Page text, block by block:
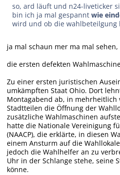
so, ard läuft und n24-liveticker
bin ich ja mal gespanntwie
wird und ob die
ja mal schaun mer ma mal sehen,
die ersten defekten
Zu einer ersten juristischen
umkämpften Staat Ohio. Dort
Montagabend ab, in mehrheitlich
Stadtteilen die Öffnung der
zusätzliche Wahlmaschinen
hatte die Nationale Vereinigung
(NAACP), die erklärte, in diesen
einem Ansturm auf die
jedoch die Wahlhelfer an zu
Uhr in der Schlange stehe, seine
könne.